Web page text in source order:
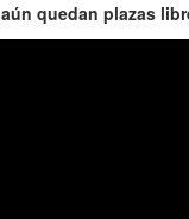
aún quedan plazas